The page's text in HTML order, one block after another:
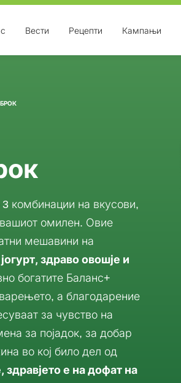
Вести Рецепти Кампањи
комбинации на вкусови,
вашиот омилен. Овие
мешавини на
здраво овошје и
богатите Баланс+
а благодарение
за чувство на
за појадок, за добар
во кој било дел од
е на дофат на